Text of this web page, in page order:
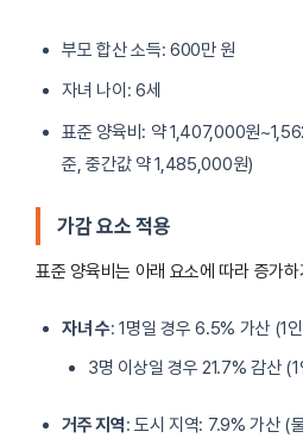
부모 합산 소득: 600만 원
자녀 나이: 6세
표준 양육비: 약 1,407,000원
준, 중간값 약 1,485,000원)
가감 요소 적용
표준 양육비는 아래 요소에 따라 증가
자녀 수: 1명일 경우 6.5% 가산 (1
3명 이상일 경우 21.7% 감산
거주 지역: 도시 지역: 7.9% 가산 (